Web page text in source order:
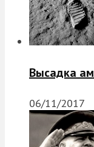
Высадка
06/11/2017